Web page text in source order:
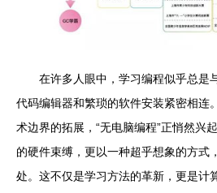
在许多人眼中，学习编程似乎总是
代码编辑器和繁琐的软件安装紧密相连
术边界的拓展，“无电脑编程”正悄然兴
的硬件束缚，更以一种超乎想象的方式
处。这不仅是学习方法的革新，更是计